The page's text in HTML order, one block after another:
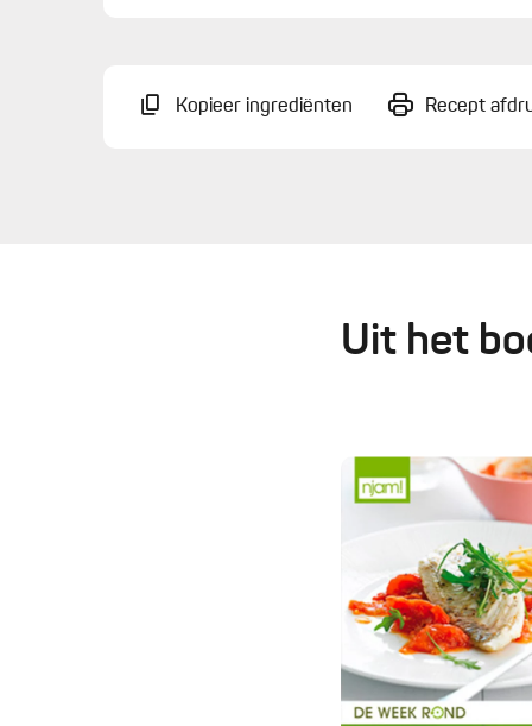
Kopieer ingrediënten Recept
Uit het